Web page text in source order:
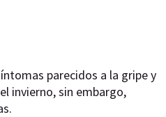
parecidos a la gripe y
invierno, sin embargo,